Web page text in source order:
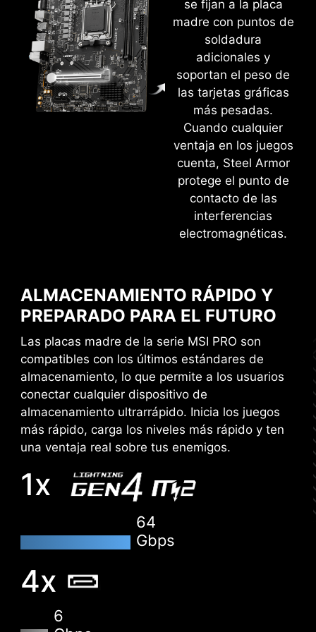
se fijan a la placa
madre con puntos de
soldadura
adicionales y
soportan el peso de
las tarjetas gráficas
más pesadas.
Cuando cualquier
ventaja en los juegos
cuenta, Steel Armor
protege el punto de
contacto de las
interferencias
electromagnéticas.
ALMACENAMIENTO RÁPIDO Y
PREPARADO PARA EL FUTURO
Las placas madre de la serie MSI PRO son
compatibles con los últimos estándares de
almacenamiento, lo que permite a los usuarios
conectar cualquier dispositivo de
almacenamiento ultrarrápido. Inicia los juegos
más rápido, carga los niveles más rápido y ten
una ventaja real sobre tus enemigos.
1x
64
Gbps
4x
6
OVERCLOCKING SENCILLO CON
PERFIL EXPO
MSI lleva a cabo exhaustivas pruebas de
memoria con las marcas de memoria más
populares en condiciones extremas para
garantizar que tu sistema funcione estable pase
lo que pase. Perfil EXPO fácil de activar con
ajustes de alimentación automáticos para
obtener la mejor velocidad y estabilidad de la
IU EXCLUSIVA DE AIDA64
EXTREME
Placas Madre MSI proporcionan 60 días de
prueba gratuita de AIDA64 Extreme - edición
MSI. AIDA64 Extreme es una aplicación
todopoderosa para información del sistema,
diagnósticos y benchmarks. Con la aplicación,
puede supervisar la información detallada de
CLICK BIOS 5
Saca más partido a una BIOS cargada y
diseñada para facilitar su uso. Ajusta la Placa
Madre para obtener el máximo rendimiento en